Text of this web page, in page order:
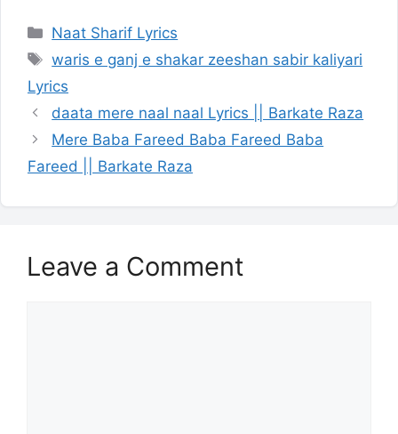
Categories
Naat Sharif Lyrics
Tags
waris e ganj e shakar zeeshan sabir kaliyari
Lyrics
daata mere naal naal Lyrics || Barkate Raza
Mere Baba Fareed Baba Fareed Baba
Fareed || Barkate Raza
Leave a Comment